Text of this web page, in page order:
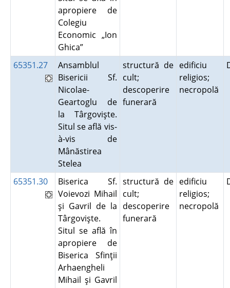
apropiere de
Colegiu
Economic „Ion
Ghica”
65351.27
Ansamblul
Bisericii Sf.
Nicolae-
Geartoglu de
la Târgovişte.
Situl se află vis-
à-vis de
Mânăstirea
Stelea
structură de
cult;
descoperire
funerară
edificiu
religios;
necropolă
65351.30
Biserica Sf.
Voievozi Mihail
şi Gavril de la
Târgovişte.
Situl se află în
apropiere de
Biserica Sfinţii
Arhaengheli
Mihail şi Gavril
structură de
cult;
descoperire
funerară
edificiu
religios;
necropolă